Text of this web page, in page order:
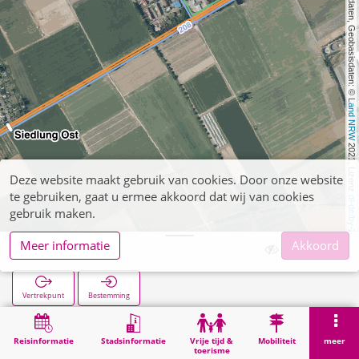
, Kartendaten, Geobasisdaten: ©
Land NRW
2021, Lizenz
dl-de/by-2-0
Reisinformatie Stadsinformatie
Vrije tijd &
toerisme
Mobiliteit meer
Valdersweg
Vertrekpunt Bestemming
Zoekopracht
Deze website maakt gebruik van cookies. Door onze website
te gebruiken, gaat u ermee akkoord dat wij van cookies
gebruik maken.
Meer informatie
Akkoord